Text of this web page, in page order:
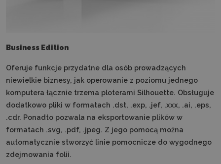
Business Edition
Oferuje funkcje przydatne dla osób prowadzących
niewielkie biznesy, jak operowanie z poziomu jednego
komputera łącznie trzema ploterami Silhouette. Obsługuje
dodatkowo pliki w formatach .dst, .exp, .jef, .xxx, .ai, .eps,
.cdr. Ponadto pozwala na eksportowanie plików w
formatach .svg, .pdf, .jpeg. Z jego pomocą można
automatycznie stworzyć linie pomocnicze do wygodnego
zdejmowania folii.